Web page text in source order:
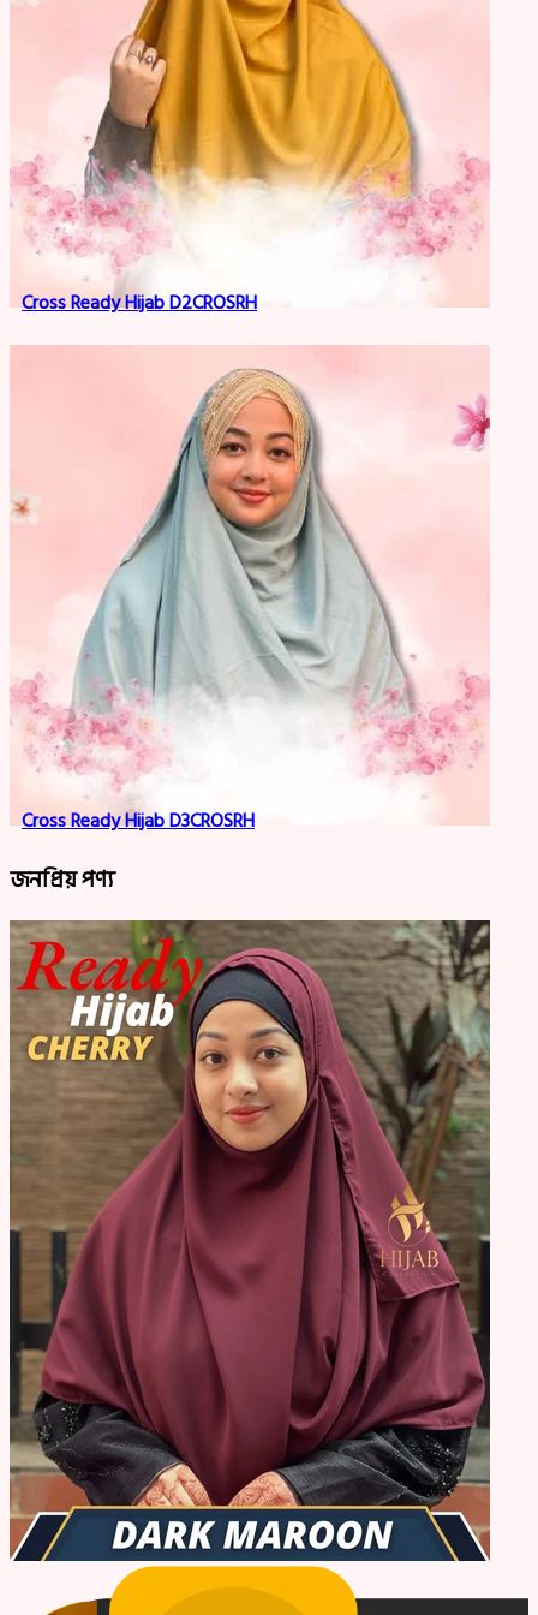
Cross Ready Hijab D2CROSRH
Cross Ready Hijab D3CROSRH
জনপ্রিয় পণ্য